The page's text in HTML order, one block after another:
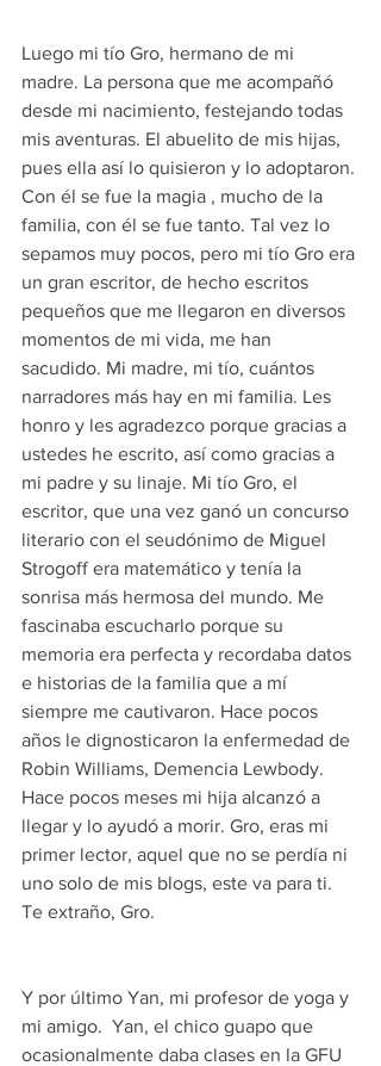
Luego mi tío Gro, hermano de mi
madre. La persona que me acompañó
desde mi nacimiento, festejando todas
mis aventuras. El abuelito de mis hijas,
pues ella así lo quisieron y lo adoptaron.
Con él se fue la magia , mucho de la
familia, con él se fue tanto. Tal vez lo
sepamos muy pocos, pero mi tío Gro era
un gran escritor, de hecho escritos
pequeños que me llegaron en diversos
momentos de mi vida, me han
sacudido. Mi madre, mi tío, cuántos
narradores más hay en mi familia. Les
honro y les agradezco porque gracias a
ustedes he escrito, así como gracias a
mi padre y su linaje. Mi tío Gro, el
escritor, que una vez ganó un concurso
literario con el seudónimo de Miguel
Strogoff era matemático y tenía la
sonrisa más hermosa del mundo. Me
fascinaba escucharlo porque su
memoria era perfecta y recordaba datos
e historias de la familia que a mí
siempre me cautivaron. Hace pocos
años le dignosticaron la enfermedad de
Robin Williams, Demencia Lewbody.
Hace pocos meses mi hija alcanzó a
llegar y lo ayudó a morir. Gro, eras mi
primer lector, aquel que no se perdía ni
uno solo de mis blogs, este va para ti.
Te extraño, Gro.
Y por último Yan, mi profesor de yoga y
mi amigo.  Yan, el chico guapo que
ocasionalmente daba clases en la GFU